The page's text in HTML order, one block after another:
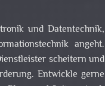
und Datentechnik,
angeht.
scheitern und
Entwickle gerne